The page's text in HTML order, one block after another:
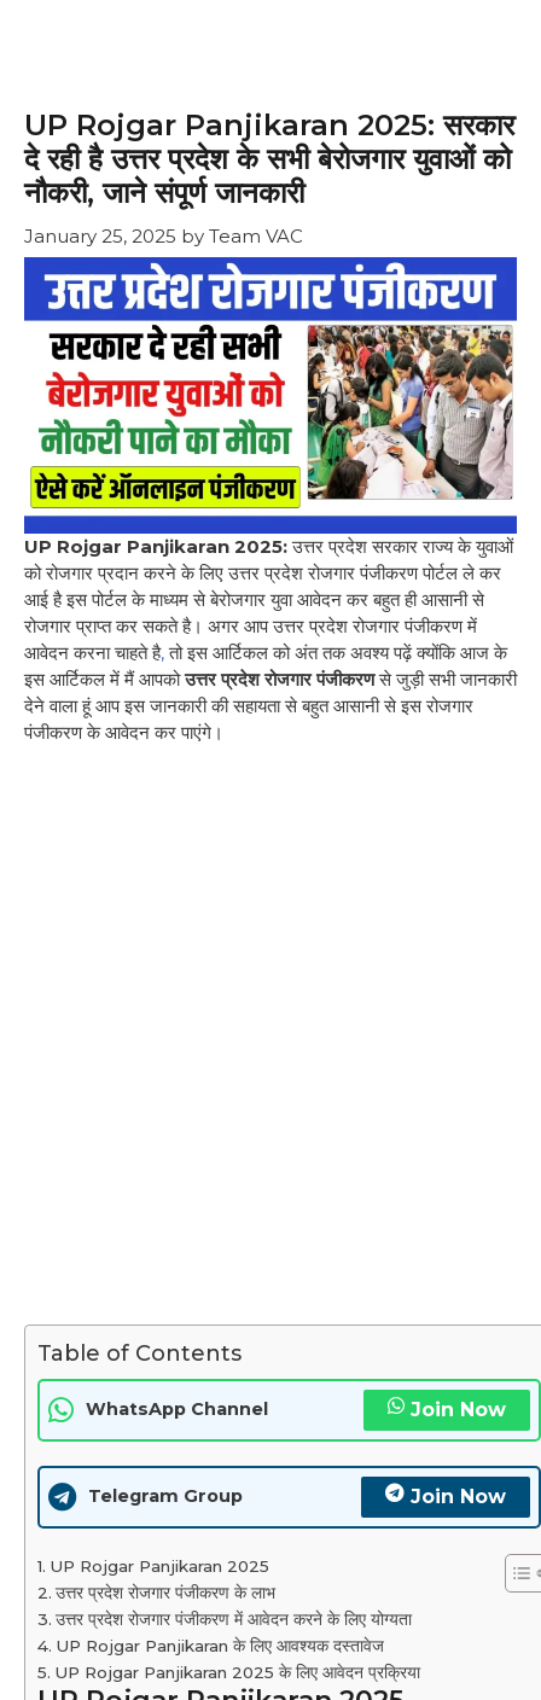
UP Rojgar Panjikaran 2025: सरकार
दे रही है उत्तर प्रदेश के सभी बेरोजगार युवाओं को
नौकरी, जाने संपूर्ण जानकारी
January 25, 2025 by Team VAC
UP Rojgar Panjikaran 2025:उत्तर प्रदेश सरकार राज्य के युवाओं
को रोजगार प्रदान करने के लिए उत्तर प्रदेश रोजगार पंजीकरण पोर्टल ले कर
आई है इस पोर्टल के माध्यम से बेरोजगार युवा आवेदन कर बहुत ही आसानी से
रोजगार प्राप्त कर सकते है। अगर आप उत्तर प्रदेश रोजगार पंजीकरण में
आवेदन करना चाहते है,तो इस आर्टिकल को अंत तक अवश्य पढ़ें क्योंकि आज के
इस आर्टिकल में मैं आपकोउत्तर प्रदेश रोजगार पंजीकरणसे जुड़ी सभी जानकारी
देने वाला हूं आप इस जानकारी की सहायता से बहुत आसानी से इस रोजगार
पंजीकरण के आवेदन कर पाएंगे।
Table of Contents
WhatsApp Channel Join Now
Telegram Group Join Now
UP Rojgar Panjikaran 2025
उत्तर प्रदेश रोजगार पंजीकरण के लाभ
उत्तर प्रदेश रोजगार पंजीकरण में आवेदन करने के लिए योग्यता
UP Rojgar Panjikaran के लिए आवश्यक दस्तावेज
UP Rojgar Panjikaran 2025 के लिए आवेदन प्रक्रिया